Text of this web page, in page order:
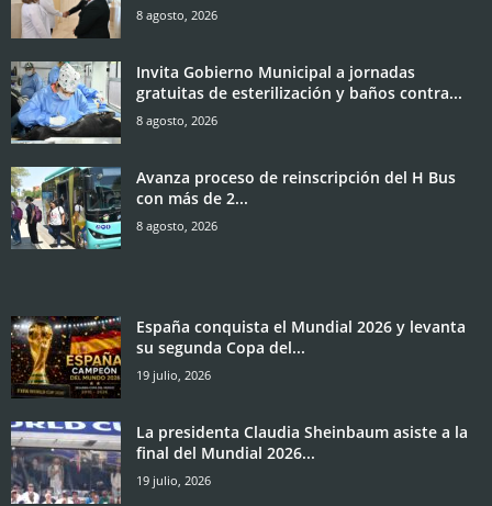
8 agosto, 2026
Invita Gobierno Municipal a jornadas
gratuitas de esterilización y baños contra...
8 agosto, 2026
Avanza proceso de reinscripción del H Bus
con más de 2...
8 agosto, 2026
España conquista el Mundial 2026 y levanta
su segunda Copa del...
19 julio, 2026
La presidenta Claudia Sheinbaum asiste a la
final del Mundial 2026...
19 julio, 2026